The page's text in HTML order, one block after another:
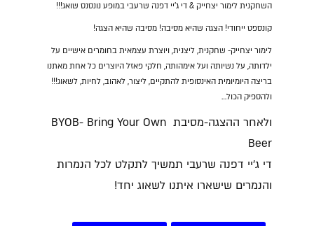
השחקנית לימור יצחייק & די ג'יי דפנה שרעבי במופע נונסנס שואג!!!
קונספט ייחודי! הצגה שהיא מסיבה! מסיבה שהיא הצגה!
לימור יצחייק- שחקנית, ליצנית, ויוצרת עצמאית בחומרים אישיים על
ילדותה, על נשיותה ועל אימהותה, חלקי פאזל היוצרים כל אחת מאתנו
בריצה היומיומית האינסופית להתקיים, ליצור, לאהוב, לחיות, לשאוג!!!
ולהספיק הכול…
ולאחר ההצגה-מסיבת BYOB- Bring Your Own
Beer
די ג'יי דפנה שרעבי תמשיך לתקלט לכל הנמרות
והנמרים שישארו איתנו לשאוג יחד!